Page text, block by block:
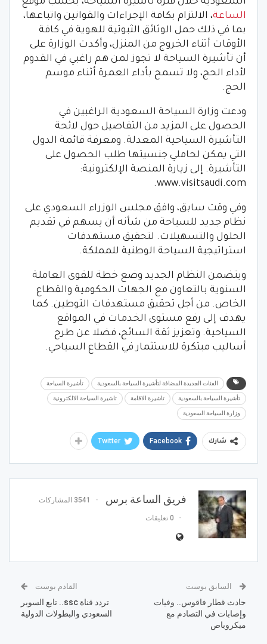
الساعة، الالتزام بكافة الإجراءات والقوانين واتباعها،
بما في ذلك حمل الوثائق الثبوتية للهوية في كافة
الأوقات أثناء الخروج من المنزل، وأكدت الوزارة على
أن تأشيرة السياحة لا تجوز لمن هم راغبي في القدوم
لأداء الحج، ولا تسمح بأداء العمرة أثناء موسم
الحج.
ودعت وزارة السياحة السعودية الراغبين في
الحصول على المزيد من التفاصيل حول لائحة
التأشيرة السياحية المعدلة. ومعرفة قائمة الدول
التي يمكن لحاملي جنسيتها طلب الحصول على
التأشيرة. إلى زيارة المنصة الإلكترونية:
www.visitsaudi.com.
وفي وقت سابق، وافق مجلس الوزراء السعودي على
نظام جديد للسياحة من شأنه أن يسهم في تقديم
الحلول والتسهيلات. لتحقيق مستهدفات
استراتيجية السياحة الوطنية للمملكة.
ويتضمن النظام الجديد وضع خطة للقوى العاملة
السنوية بالتعاون مع الجهات الحكومية والقطاع
الخاص. من أجل تحقيق مستهدفات التوطين. كما
يهدف إلى رفع مستوى الخدمات في المواقع
السياحية. وتعزيز ثقة السائح، فضلا عن طرح
أساليب مبتكرة للاستثمار في القطاع السياحي.
الفئات الجديدة المضافة لتأشيرة السياحة بالسعودية تأشيرة السياحة
تأشيرة السياحة بالسعودية تاشيرة الاقامة تاشيرة السياحة الالكترونية
وزارة السياحة السعودية
شارك Facebook
Twitter
فريق الساعة برس 3541 المشاركات
0 تعليقات
السابق بوست
حادث قطار فاقوس.. وفيات
وإصابات في التصادم مع
ميكروباص
القادم بوست
تردد قناة ssc.. تابع السوبر
السعودي والبطولات الدولية